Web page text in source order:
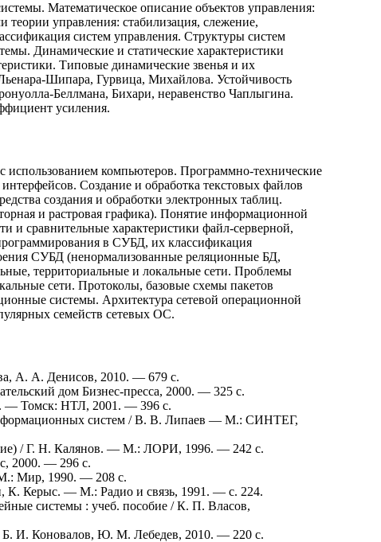
Математическое описание объектов управления:
управления: стабилизация, слежение,
систем управления. Структуры систем
Динамические и статические характеристики
Типовые динамические звенья и их
Шипара, Гурвица, Михайлова. Устойчивость
Беллмана, Бихари, неравенство Чаплыгина.
усиления.
компьютеров. Программно-технические
Создание и обработка текстовых файлов
создания и обработки электронных таблиц.
и растровая графика). Понятие информационной
сравнительные характеристики файл-серверной,
в СУБД, их классификация
СУБД (ненормализованные реляционные БД,
территориальные и локальные сети. Проблемы
сети. Протоколы, базовые схемы пакетов
системы. Архитектура сетевой операционной
семейств сетевых ОС.
А. А. Денисов, 2010. — 679 с.
дом Бизнес-пресса, 2000. — 325 с.
— Томск: НТЛ, 2001. — 396 с.
систем / В. В. Липаев — М.: СИНТЕГ,
/ Г. Н. Калянов. — М.: ЛОРИ, 1996. — 242 с.
2000. — 296 с.
Мир, 1990. — 208 с.
К. Керыс. — М.: Радио и связь, 1991. — с. 224.
системы : учеб. пособие / К. П. Власов,
/ Б. И. Коновалов, Ю. М. Лебедев, 2010. — 220 с.